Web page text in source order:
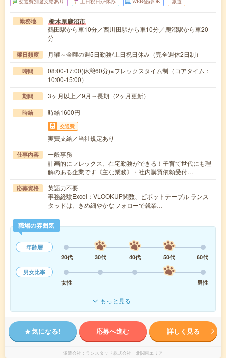
勤務地 栃木県鹿沼市
鶴田駅から車10分／西川田駅から車10分／鹿沼駅から車20
分
曜日頻度 月曜～金曜の週5日勤務/土日祝日休み（完全週休2日制）
時間
08:00-17:00(休憩60分)※フレックスタイム制（コアタイム：
10:00-15:00）
期間 3ヶ月以上／9月～長期（2ヶ月更新）
時給 時給1600円
交通費
実費支給／当社規定あり
仕事内容
一般事務
計画的にフレックス、在宅勤務ができる！子育て世代にも理
解のある企業です《主な業務》・社内購買依頼受付…
応募資格
英語力不要
事務経験Excel：VLOOKUP関数、ピボットテーブル ランス
タッドは、きめ細やかなフォローで就業…
職場の雰囲気
年齢層
20代
30代 40代 50代
60代
男女比率
女性
男性
もっと見る
気になる! 応募へ進む 詳しく見る
派遣会社 ランスタッド株式会社 北関東エリア